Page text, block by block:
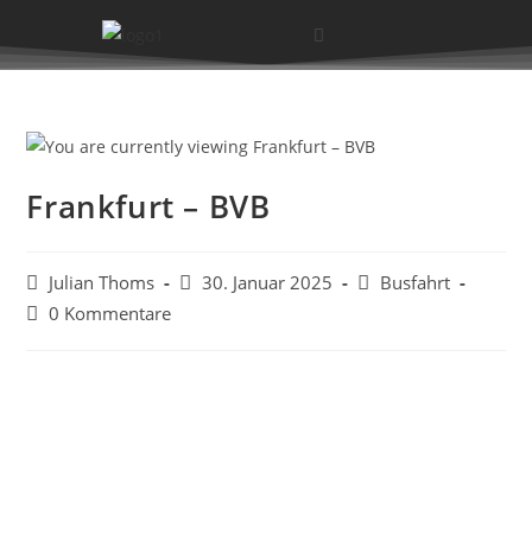
Frankfurt – BVB
Julian Thoms 30. Januar 2025
Busfahrt
0 Kommentare